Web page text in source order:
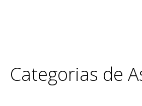
Categorias de